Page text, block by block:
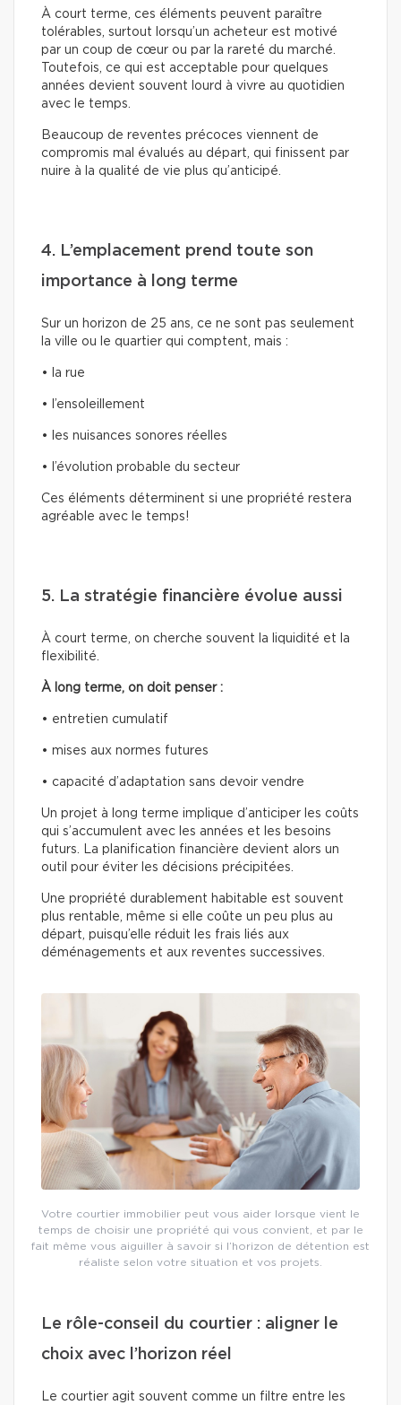
À court terme, ces éléments peuvent paraître
tolérables, surtout lorsqu’un acheteur est motivé
par un coup de cœur ou par la rareté du marché.
Toutefois, ce qui est acceptable pour quelques
années devient souvent lourd à vivre au quotidien
avec le temps.
Beaucoup de reventes précoces viennent de
compromis mal évalués au départ, qui finissent par
nuire à la qualité de vie plus qu’anticipé.
4. L’emplacement prend toute son
importance à long terme
Sur un horizon de 25 ans, ce ne sont pas seulement
la ville ou le quartier qui comptent, mais :
• la rue
• l’ensoleillement
• les nuisances sonores réelles
• l’évolution probable du secteur
Ces éléments déterminent si une propriété restera
agréable avec le temps!
5. La stratégie financière évolue aussi
À court terme, on cherche souvent la liquidité et la
flexibilité.
À long terme, on doit penser :
• entretien cumulatif
• mises aux normes futures
• capacité d’adaptation sans devoir vendre
Un projet à long terme implique d’anticiper les coûts
qui s’accumulent avec les années et les besoins
futurs. La planification financière devient alors un
outil pour éviter les décisions précipitées.
Une propriété durablement habitable est souvent
plus rentable, même si elle coûte un peu plus au
départ, puisqu’elle réduit les frais liés aux
déménagements et aux reventes successives.
Votre courtier immobilier peut vous aider lorsque vient le
temps de choisir une propriété qui vous convient, et par le
fait même vous aiguiller à savoir si l’horizon de détention est
réaliste selon votre situation et vos projets.
Le rôle-conseil du courtier : aligner le
choix avec l’horizon réel
Le courtier agit souvent comme un filtre entre les